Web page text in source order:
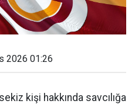
2026 01:26
kişi hakkında savcılığa